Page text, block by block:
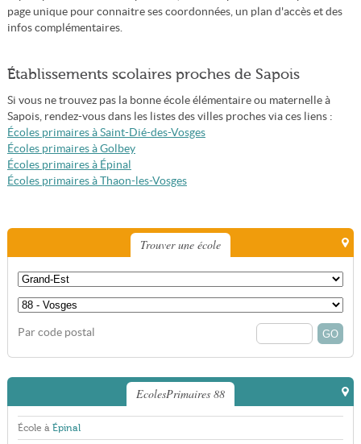
page unique pour connaitre ses coordonnées, un plan d'accès et des
infos complémentaires.
Établissements scolaires proches de Sapois
Si vous ne trouvez pas la bonne école élémentaire ou maternelle à
Sapois, rendez-vous dans les listes des villes proches via ces liens :
Écoles primaires à Saint-Dié-des-Vosges
Écoles primaires à Golbey
Écoles primaires à Épinal
Écoles primaires à Thaon-les-Vosges
Trouver une école
Par code postal
EcolesPrimaires 88
École à Épinal